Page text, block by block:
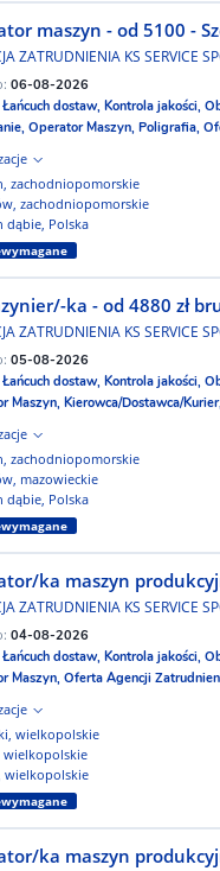
maszyn - od 5100 -
ZATRUDNIENIA KS SERVICE
06-08-2026
Łańcuch dostaw, Kontrola jakości,
Operator Maszyn, Poligrafia,
zachodniopomorskie
zachodniopomorskie
dąbie, Polska
ka - od 4880 zł
ZATRUDNIENIA KS SERVICE
05-08-2026
Łańcuch dostaw, Kontrola jakości,
Maszyn, Kierowca/Dostawca/Kurier,
zachodniopomorskie
mazowieckie
dąbie, Polska
ka maszyn
ZATRUDNIENIA KS SERVICE
04-08-2026
Łańcuch dostaw, Kontrola jakości,
Maszyn, Oferta Agencji
wielkopolskie
wielkopolskie
wielkopolskie
ka maszyn